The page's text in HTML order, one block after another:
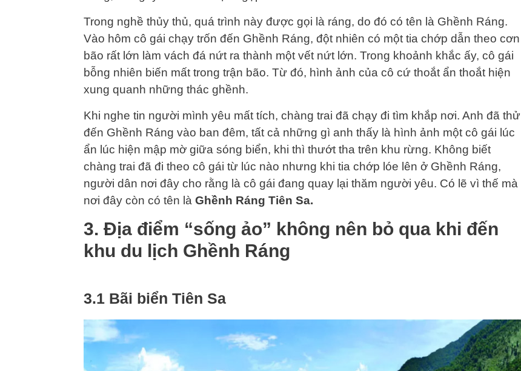
Trong nghề thủy thủ, quá trình này được gọi là ráng, do đó có tên là Ghềnh Ráng.
Vào hôm cô gái chạy trốn đến Ghềnh Ráng, đột nhiên có một tia chớp dẫn theo cơn
bão rất lớn làm vách đá nứt ra thành một vết nứt lớn. Trong khoảnh khắc ấy, cô gái
bỗng nhiên biến mất trong trận bão. Từ đó, hình ảnh của cô cứ thoắt ẩn thoắt hiện
xung quanh những thác ghềnh.
Khi nghe tin người mình yêu mất tích, chàng trai đã chạy đi tìm khắp nơi. Anh đã thử
đến Ghềnh Ráng vào ban đêm, tất cả những gì anh thấy là hình ảnh một cô gái lúc
ẩn lúc hiện mập mờ giữa sóng biển, khi thì thướt tha trên khu rừng. Không biết
chàng trai đã đi theo cô gái từ lúc nào nhưng khi tia chớp lóe lên ở Ghềnh Ráng,
người dân nơi đây cho rằng là cô gái đang quay lại thăm người yêu. Có lẽ vì thế mà
nơi đây còn có tên là Ghềnh Ráng Tiên Sa.
3. Địa điểm “sống ảo” không nên bỏ qua khi đến
khu du lịch Ghềnh Ráng
3.1 Bãi biển Tiên Sa